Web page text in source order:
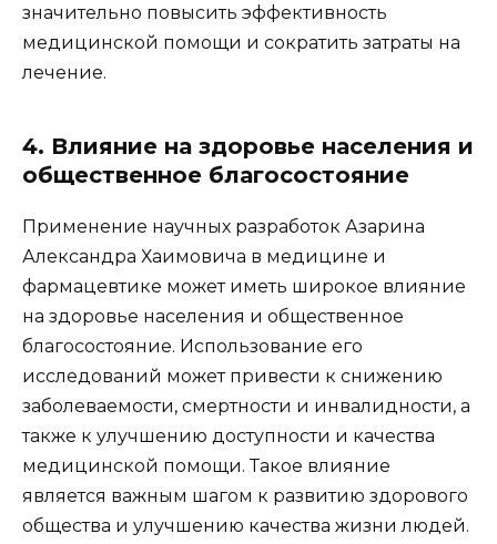
значительно повысить эффективность
медицинской помощи и сократить затраты на
лечение.
4. Влияние на здоровье населения и
общественное благосостояние
Применение научных разработок Азарина
Александра Хаимовича в медицине и
фармацевтике может иметь широкое влияние
на здоровье населения и общественное
благосостояние. Использование его
исследований может привести к снижению
заболеваемости, смертности и инвалидности, а
также к улучшению доступности и качества
медицинской помощи. Такое влияние
является важным шагом к развитию здорового
общества и улучшению качества жизни людей.